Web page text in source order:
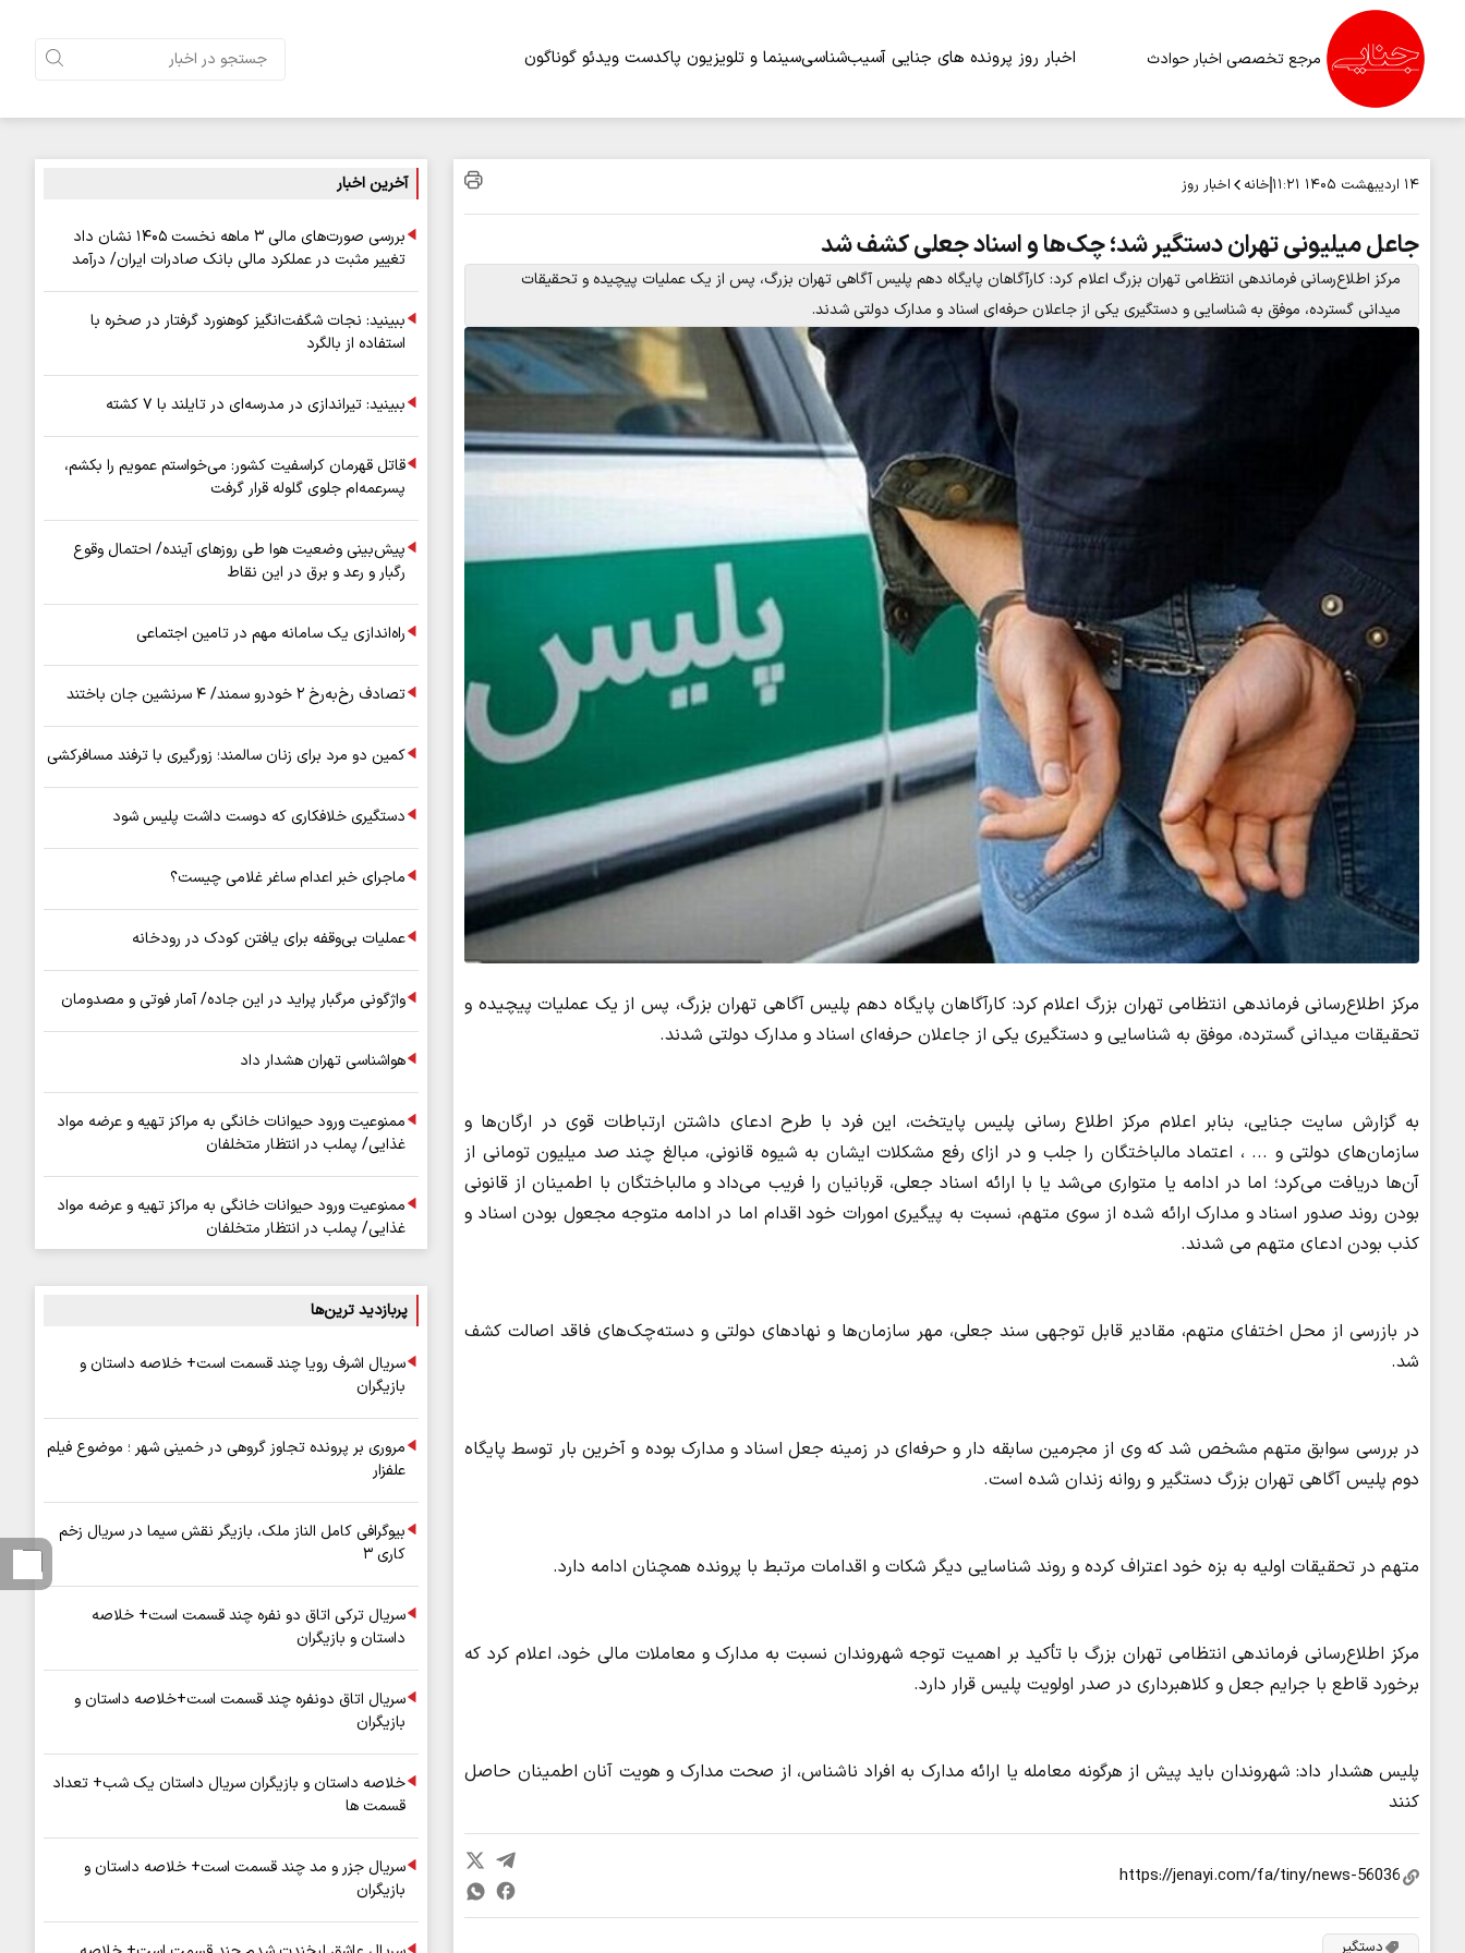
مرجع تخصصی اخبار حوادث اخبار روز پرونده های جنایی آسیب‌شناسیسینما و تلویزیون پاکدست ویدئو گوناگون
۱۴ اردیبهشت ۱۴۰۵ ۱۱:۲۱ خانه اخبار روز
جاعل میلیونی تهران دستگیر شد؛ چک‌ها و اسناد جعلی کشف شد
مرکز اطلاع‌رسانی فرماندهی انتظامی تهران بزرگ اعلام کرد: کارآگاهان پایگاه دهم پلیس آگاهی تهران بزرگ، پس از یک عملیات پیچیده و تحقیقات
میدانی گسترده، موفق به شناسایی و دستگیری یکی از جاعلان حرفه‌ای اسناد و مدارک دولتی شدند.
مرکز اطلاع‌رسانی فرماندهی انتظامی تهران بزرگ اعلام کرد: کارآگاهان پایگاه دهم پلیس آگاهی تهران بزرگ، پس از یک عملیات پیچیده و
تحقیقات میدانی گسترده، موفق به شناسایی و دستگیری یکی از جاعلان حرفه‌ای اسناد و مدارک دولتی شدند.
به گزارش سایت جنایی، بنابر اعلام مرکز اطلاع رسانی پلیس پایتخت، این فرد با طرح ادعای داشتن ارتباطات قوی در ارگان‌ها و
سازمان‌های دولتی و ... ، اعتماد مالباختگان را جلب و در ازای رفع مشکلات ایشان به شیوه قانونی، مبالغ چند صد میلیون تومانی از
آن‌ها دریافت می‌کرد؛ اما در ادامه یا متواری می‌شد یا با ارائه اسناد جعلی، قربانیان را فریب می‌داد و مالباختگان با اطمینان از قانونی
بودن روند صدور اسناد و مدارک ارائه شده از سوی متهم، نسبت به پیگیری امورات خود اقدام‌ اما در ادامه متوجه مجعول بودن اسناد و
کذب بودن ادعای متهم می شدند.
در بازرسی از محل اختفای متهم، مقادیر قابل توجهی سند جعلی، مهر سازمان‌ها و نهادهای دولتی و دسته‌چک‌های فاقد اصالت کشف
شد.
در بررسی سوابق متهم مشخص شد که وی از مجرمین سابقه دار و حرفه‌ای در زمینه جعل اسناد و مدارک بوده و آخرین بار توسط پایگاه
دوم پلیس آگاهی تهران بزرگ دستگیر و روانه زندان شده است.
متهم در تحقیقات اولیه به بزه خود اعتراف کرده و روند شناسایی دیگر شکات و اقدامات مرتبط با پرونده همچنان ادامه دارد.
مرکز اطلاع‌رسانی فرماندهی انتظامی تهران بزرگ با تأکید بر اهمیت توجه شهروندان نسبت به مدارک و معاملات مالی خود، اعلام کرد که
برخورد قاطع با جرایم جعل و کلاهبرداری در صدر اولویت پلیس قرار دارد.
پلیس هشدار داد: شهروندان باید پیش از هرگونه معامله یا ارائه مدارک به افراد ناشناس، از صحت مدارک و هویت آنان اطمینان حاصل
کنند
دستگیر
آخرین اخبار
بررسی صورت‌های مالی ۳ ماهه نخست ۱۴۰۵ نشان داد
تغییر مثبت در عملکرد مالی بانک صادرات ایران/ درآمد
ببینید: نجات شگفت‌انگیز کوهنورد گرفتار در صخره با
استفاده از بالگرد
ببینید: تیراندازی در مدرسه‌ای در تایلند با ۷ کشته
قاتل قهرمان کراسفیت کشور: می‌خواستم عمویم را بکشم،
پسرعمه‌ام جلوی گلوله قرار گرفت
پیش‌بینی وضعیت هوا طی روزهای آینده/ احتمال وقوع
رگبار و رعد و برق در این نقاط
راه‌اندازی یک سامانه مهم در تامین اجتماعی
تصادف رخ‌به‌رخ ۲ خودرو سمند/ ۴ سرنشین جان باختند
کمین دو مرد برای زنان سالمند؛ زورگیری با ترفند مسافرکشی
دستگیری خلافکاری که دوست داشت پلیس شود
ماجرای خبر اعدام ساغر غلامی چیست؟
عملیات بی‌وقفه برای یافتن کودک در رودخانه
واژگونی مرگبار پراید در این جاده/ آمار فوتی و مصدومان
هواشناسی تهران هشدار داد
ممنوعیت ورود حیوانات خانگی به مراکز تهیه و عرضه مواد
غذایی/ پملب در انتظار متخلفان
ممنوعیت ورود حیوانات خانگی به مراکز تهیه و عرضه مواد
غذایی/ پملب در انتظار متخلفان
پربازدید ترین‌ها
سریال اشرف رویا چند قسمت است+ خلاصه داستان و
بازیگران
مروری بر پرونده تجاوز گروهی در خمینی شهر ؛ موضوع فیلم
علفزار
بیوگرافی کامل الناز ملک، بازیگر نقش سیما در سریال زخم
کاری ۳
سریال ترکی اتاق دو نفره چند قسمت است+ خلاصه
داستان و بازیگران
سریال اتاق دونفره چند قسمت است+خلاصه داستان و
بازیگران
خلاصه داستان و بازیگران سریال داستان یک شب+ تعداد
قسمت ها
سریال جزر و مد چند قسمت است+ خلاصه داستان و
بازیگران